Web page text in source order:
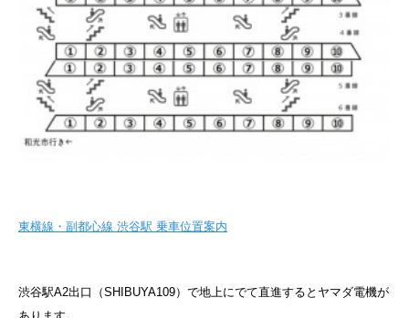
東横線・副都心線 渋谷駅 乗車位置案内
渋谷駅A2出口（SHIBUYA109）で地上にでて直進するとヤマダ電機が